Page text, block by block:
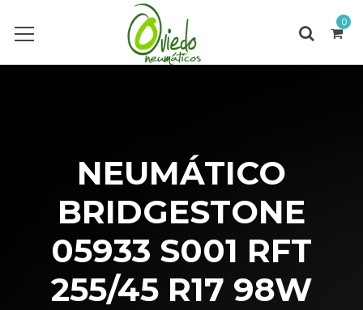
0
NEUMÁTICO
BRIDGESTONE
05933 S001 RFT
255/45 R17 98W